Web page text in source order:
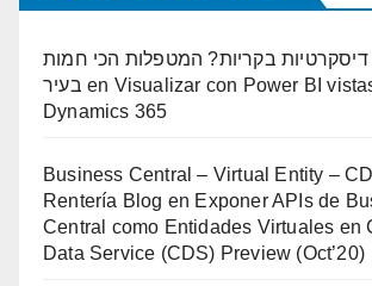
בקריות? המטפלות הכי חמות
בעיר en Visualizar con Power BI
Dynamics 365
Business Central – Virtual Entity –
Rentería Blog en Exponer APIs de
Central como Entidades Virtuales en
Data Service (CDS) Preview (Oct’20)